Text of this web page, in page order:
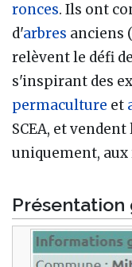
ronces. Ils ont
d'arbres anciens (
relèvent le défi
s'inspirant des
permaculture et
SCEA, et
uniquement,